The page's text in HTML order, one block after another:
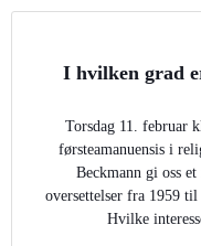
I hvilken grad
Torsdag 11. februar
førsteamanuensis i
Beckmann gi oss
oversettelser fra 1959
Hvilke